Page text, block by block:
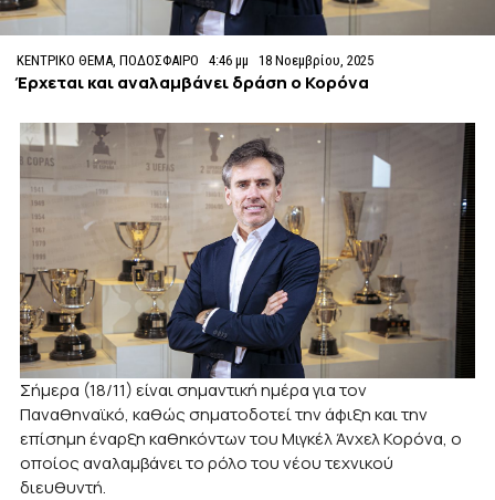
ΚΕΝΤΡΙΚΟ ΘΕΜΑ ,ΠΟΔΟΣΦΑΙΡΟ 4:46 μμ 18 Νοεμβρίου, 2025
Έρχεται και αναλαμβάνει δράση ο Κορόνα
Σήμερα (18/11) είναι σημαντική ημέρα για τον
Παναθηναϊκό, καθώς σηματοδοτεί την άφιξη και την
επίσημη έναρξη καθηκόντων του Μιγκέλ Άνχελ Κορόνα, ο
οποίος αναλαμβάνει το ρόλο του νέου τεχνικού
διευθυντή.